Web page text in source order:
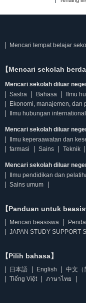
Mencari tempat belajar
【Mencari sekolah
Mencari sekolah diluar
Sastra
Bahasa
Ilmu
Ekonomi, manajemen, dan
Ilmu hubungan international
Mencari sekolah diluar
Ilmu keperaawatan dan
farmasi
Sains Teknik
Mencari sekolah diluar
Ilmu pendidikan dan
Sains umum
【Panduan untuk
Mencari beasiswa
JAPAN STUDY SUPPORT
【Pilih bahasa】
日本語 English 中文（
Tiếng Việt
ภาษาไทย